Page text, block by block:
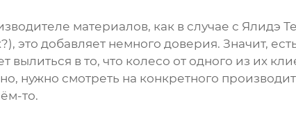
материалов, как в случае с Ялидэ
добавляет немного доверия. Значит,
в то, что колесо от одного из их
нужно смотреть на конкретного
то.